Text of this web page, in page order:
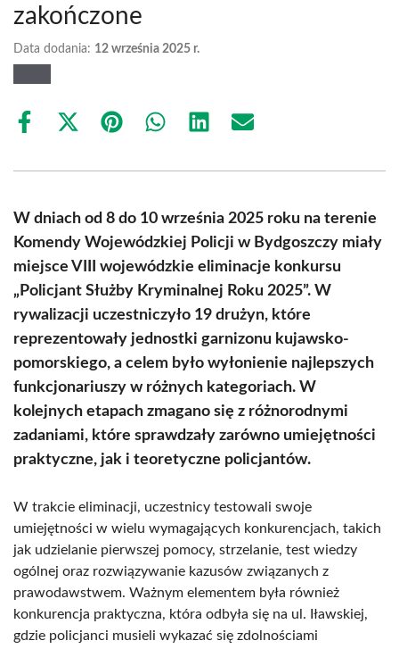
zakończone
Data dodania: 12 września 2025 r.
Share
Share
(Twitter)
Share Share Share Share
W dniach od 8 do 10 września 2025 roku na terenie
Komendy Wojewódzkiej Policji w Bydgoszczy miały
miejsce VIII wojewódzkie eliminacje konkursu
„Policjant Służby Kryminalnej Roku 2025”. W
rywalizacji uczestniczyło 19 drużyn, które
reprezentowały jednostki garnizonu kujawsko-
pomorskiego, a celem było wyłonienie najlepszych
funkcjonariuszy w różnych kategoriach. W
kolejnych etapach zmagano się z różnorodnymi
zadaniami, które sprawdzały zarówno umiejętności
praktyczne, jak i teoretyczne policjantów.
W trakcie eliminacji, uczestnicy testowali swoje
umiejętności w wielu wymagających konkurencjach, takich
jak udzielanie pierwszej pomocy, strzelanie, test wiedzy
ogólnej oraz rozwiązywanie kazusów związanych z
prawodawstwem. Ważnym elementem była również
konkurencja praktyczna, która odbyła się na ul. Iławskiej,
gdzie policjanci musieli wykazać się zdolnościami